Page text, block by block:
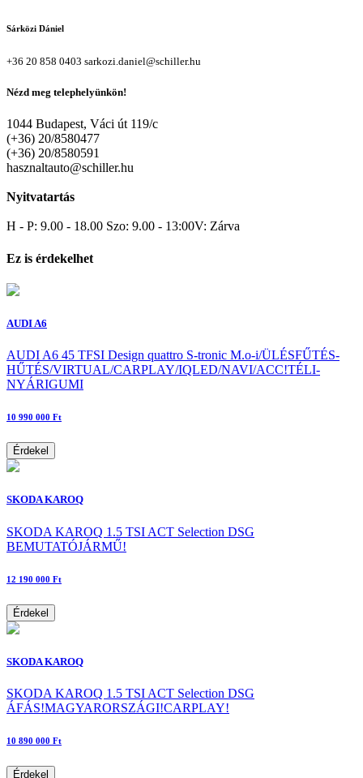
Sárközi Dániel
+36 20 858 0403 sarkozi.daniel@schiller.hu
Nézd meg telephelyünkön!
1044 Budapest, Váci út 119/c
(+36) 20/8580477
(+36) 20/8580591
hasznaltauto@schiller.hu
Nyitvatartás
H - P: 9.00 - 18.00 Szo: 9.00 - 13:00V: Zárva
Ez is érdekelhet
AUDI A6
AUDI A6 45 TFSI Design quattro S-tronic M.o-i/ÜLÉSFŰTÉS-
HŰTÉS/VIRTUAL/CARPLAY/IQLED/NAVI/ACC!TÉLI-
NYÁRIGUMI
10 990 000 Ft
Érdekel
SKODA KAROQ
SKODA KAROQ 1.5 TSI ACT Selection DSG
BEMUTATÓJÁRMŰ!
12 190 000 Ft
Érdekel
SKODA KAROQ
SKODA KAROQ 1.5 TSI ACT Selection DSG
ÁFÁS!MAGYARORSZÁGI!CARPLAY!
10 890 000 Ft
Érdekel